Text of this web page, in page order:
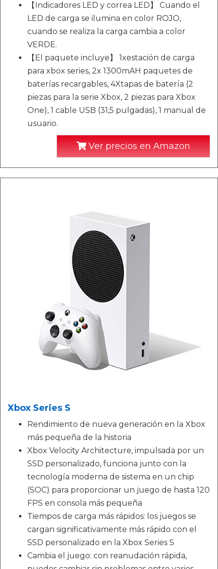
【Indicadores LED y correa LED】 Cuando el
LED de carga se ilumina en color ROJO,
cuando se realiza la carga cambia a color
VERDE.
【El paquete incluye】 1xestación de carga
para xbox series, 2x 1300mAH paquetes de
baterías recargables, 4Xtapas de batería (2
piezas para la serie Xbox, 2 piezas para Xbox
One), 1 cable USB (31,5 pulgadas), 1 manual de
usuario.
Ver precios en Amazon
Xbox Series S
Rendimiento de nueva generación en la Xbox
más pequeña de la historia
Xbox Velocity Architecture, impulsada por un
SSD personalizado, funciona junto con la
tecnología moderna de sistema en un chip
(SOC) para proporcionar un juego de hasta 120
FPS en consola más pequeña
Tiempos de carga más rápidos: los juegos se
cargan significativamente más rápido con el
SSD personalizado en la Xbox Series S
Cambia el juego: con reanudación rápida,